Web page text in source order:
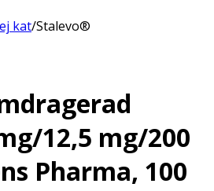
kat/Stalevo®
12,5 mg/200
Pharma, 100